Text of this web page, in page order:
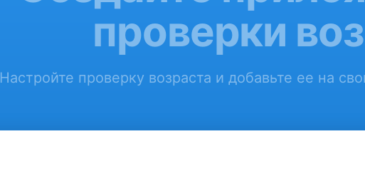
проверки
Настройте проверку возраста и добавьте ее на